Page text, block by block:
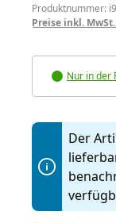
Produktnummer:
Preise inkl.
Nur in der
Der